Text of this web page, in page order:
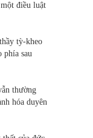
điều luật
tỳ-kheo
phía sau
thường
hóa duyên